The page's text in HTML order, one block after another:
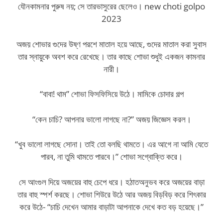
যৌনকামনার পুরুষ নয়; সে তারভাসুরের ছেলেও। new choti golpo
2023
অজয় শোভার গুদের উষ্ণ পরশে মাতাল হয়ে আছে, গুদের মাতাল করা সুবাস
তার স্নায়ুকে অবশ করে রেখেছে। তার কাছে শোভা শুধুই একজন কামনার
নারী।
“বাবা! থাম” শোভা ফিসফিসিয়ে উঠে। মামিকে চোদার গল্প
“কেন চাচি? আপনার ভালো লাগছে না?” অজয় জিজ্ঞেস করল।
“খুব ভালো লাগছে সোনা। তাই তো বলছি থামতে। এর আগে না আমি যেতে
পারব, না তুমি থামতে পারবে।” শোভা সগ্বোক্তি করে।
সে আংগুল দিয়ে অজয়ের বাহু চেপে ধরে। হঠাতঅনুভব করে অজয়ের বাড়া
তার বাহু স্পর্শ করছে। শোভা শিউরে উঠে আর অজয় বিড়বিড় করে শিৎকার
করে উঠে- “চাচি দেখেন আমার বাড়াটা আপনাকে দেখে কত বড় হয়েছে।”